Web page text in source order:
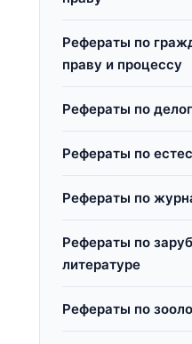
Рефераты по
праву и процессу
Рефераты по
Рефераты по
Рефераты по
Рефераты по
литературе
Рефераты по